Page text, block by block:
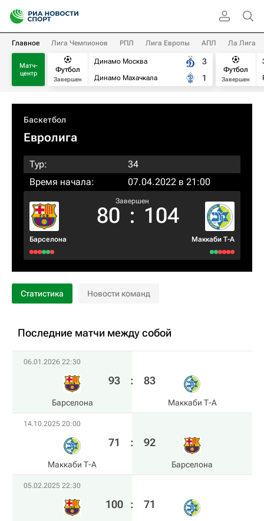
Главное Лига Чемпионов РПЛ Лига Европы АПЛ Ла Лига
Матч-
центр
Футбол
Завершен
Динамо Москва
Динамо Махачкала
3
1
Футбол
Завершен
Баскетбол
Евролига
Тур:
34
Время начала:
07.04.2022 в 21:00
Барселона
Завершен
80 : 104
Маккаби Т-А
Статистика Новости команд
Последние матчи между собой
06.01.2026 22:30
Барселона
93 : 83
Маккаби Т-А
14.10.2025 20:00
Маккаби Т-А
71 : 92
Барселона
05.02.2025 22:30
100 : 71